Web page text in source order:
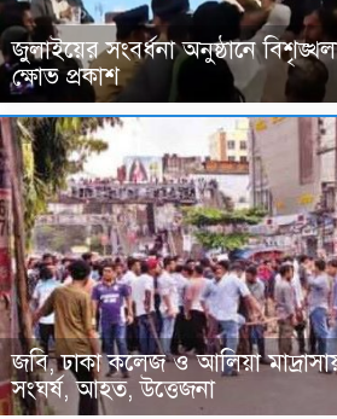
জুলাইয়ের সংবর্ধনা অনুষ্ঠানে
ক্ষোভ প্রকাশ
জবি, ঢাকা কলেজ ও আলিয়া
সংঘর্ষ, আহত, উত্তেজনা